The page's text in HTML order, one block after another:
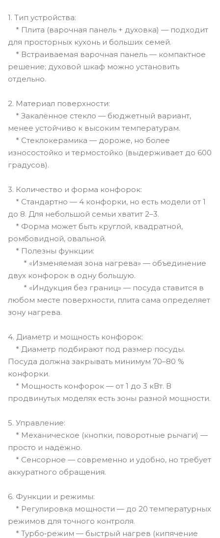
1. Тип устройства:
* Плита (варочная панель + духовка) — подходит
для просторных кухонь и больших семей.
* Встраиваемая варочная панель — компактное
решение; духовой шкаф можно установить
отдельно.
2. Материал поверхности:
* Закалённое стекло — бюджетный вариант,
менее устойчиво к высоким температурам.
* Стеклокерамика — дороже, но более
износостойко и термостойко (выдерживает до 600
градусов).
3. Количество и форма конфорок:
* Стандартно — 4 конфорки, но есть модели от 1
до 8. Для небольшой семьи хватит 2–3.
* Форма может быть круглой, квадратной,
ромбовидной, овальной.
* Полезны функции:
* «Изменяемая зона нагрева» — объединение
двух конфорок в одну большую.
* «Индукция без границ» — посуда ставится в
любом месте поверхности, плита сама определяет
зону нагрева.
4. Диаметр и мощность конфорок:
* Диаметр подбирают под размер посуды.
Посуда должна закрывать минимум 70–80 %
конфорки.
* Мощность конфорок — от 1 до 3 кВт. В
продвинутых моделях есть зоны разной мощности.
5. Управление:
* Механическое (кнопки, поворотные рычаги) —
просто и надёжно.
* Сенсорное — современно и удобно, но требует
аккуратного обращения.
6. Функции и режимы:
* Регулировка мощности — до 20 температурных
режимов для точного контроля.
* Турбо‑режим — быстрый нагрев (кипячение